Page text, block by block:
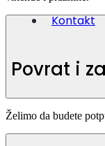
Kontakt
Povrat i
Želimo da budete